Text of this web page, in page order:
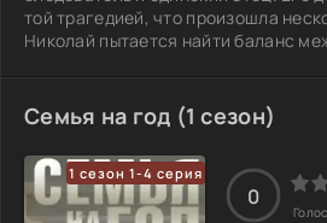
той трагедией, что произошла
Николай пытается найти баланс
следователь Кира и судмедэксперт
вопросах семейных отношений он
со своими страхами и сомнениями.
преодолеть эту бездну между ним и
Семья на год (1 сезон)
1 сезон 1-4 серия
0